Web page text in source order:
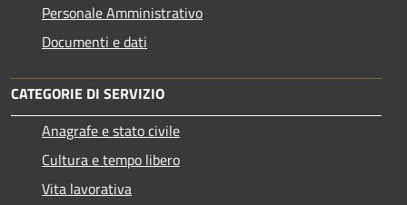
Personale Amministrativo
Documenti e dati
CATEGORIE DI SERVIZIO
Anagrafe e stato civile
Cultura e tempo libero
Vita lavorativa